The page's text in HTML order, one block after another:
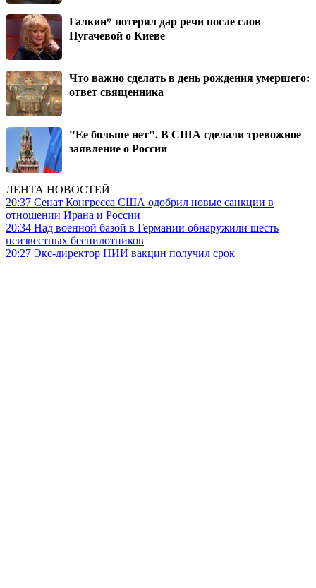
Галкин* потерял дар речи после слов
Пугачевой о Киеве
Что важно сделать в день рождения умершего:
ответ священника
"Ее больше нет". В США сделали тревожное
заявление о России
ЛЕНТА НОВОСТЕЙ
20:37 Сенат Конгресса США одобрил новые санкции в
отношении Ирана и России
20:34 Над военной базой в Германии обнаружили шесть
неизвестных беспилотников
20:27 Экс-директор НИИ вакцин получил срок